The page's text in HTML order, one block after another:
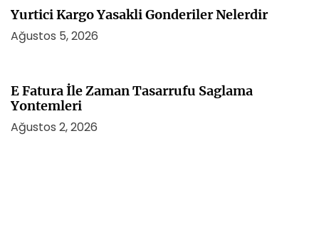
Yurtici Kargo Yasakli Gonderiler Nelerdir
Ağustos 5, 2026
E Fatura İle Zaman Tasarrufu Saglama
Yontemleri
Ağustos 2, 2026